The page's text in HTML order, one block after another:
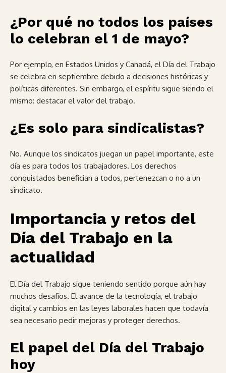
¿Por qué no todos los países
lo celebran el 1 de mayo?
Por ejemplo, en Estados Unidos y Canadá, el Día del Trabajo
se celebra en septiembre debido a decisiones históricas y
políticas diferentes. Sin embargo, el espíritu sigue siendo el
mismo: destacar el valor del trabajo.
¿Es solo para sindicalistas?
No. Aunque los sindicatos juegan un papel importante, este
día es para todos los trabajadores. Los derechos
conquistados benefician a todos, pertenezcan o no a un
sindicato.
Importancia y retos del
Día del Trabajo en la
actualidad
El Día del Trabajo sigue teniendo sentido porque aún hay
muchos desafíos. El avance de la tecnología, el trabajo
digital y cambios en las leyes laborales hacen que todavía
sea necesario pedir mejoras y proteger derechos.
El papel del Día del Trabajo
hoy